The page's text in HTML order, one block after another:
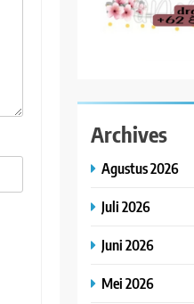
Archives
Agustus 2026
Juli 2026
Juni 2026
Mei 2026